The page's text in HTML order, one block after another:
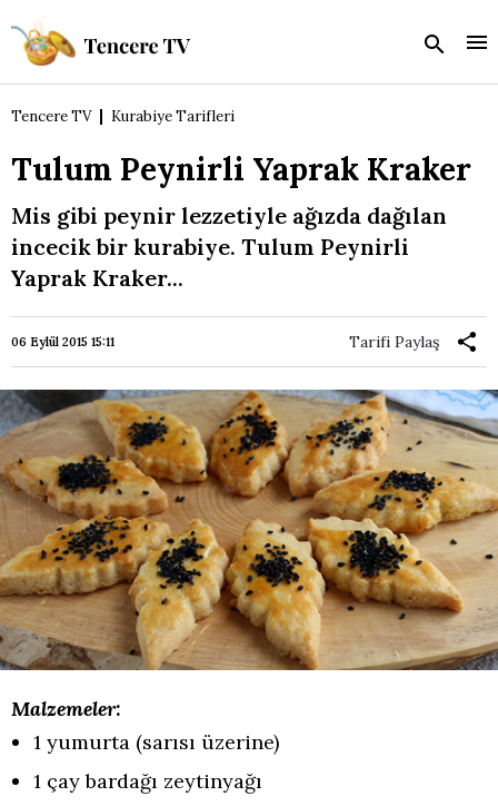
Tencere TV Kurabiye Tarifleri
Tulum Peynirli Yaprak Kraker
Mis gibi peynir lezzetiyle ağızda dağılan
incecik bir kurabiye. Tulum Peynirli
Yaprak Kraker...
06 Eylül 2015 15:11 Tarifi Paylaş
Malzemeler:
1 yumurta (sarısı üzerine)
1 çay bardağı zeytinyağı